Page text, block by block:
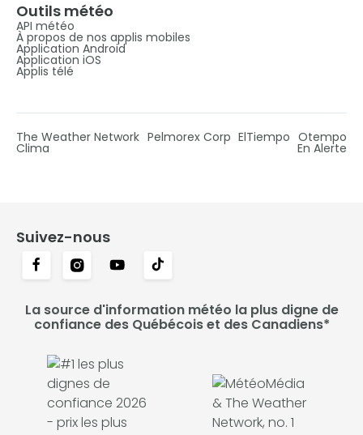
Outils météo
API météo
À propos de nos applis mobiles
Application Android
Application iOS
Applis télé
The Weather Network Pelmorex Corp ElTiempo Otempo
Clima En Alerte
Suivez-nous
La source d'information météo la plus digne de
confiance des Québécois et des Canadiens*